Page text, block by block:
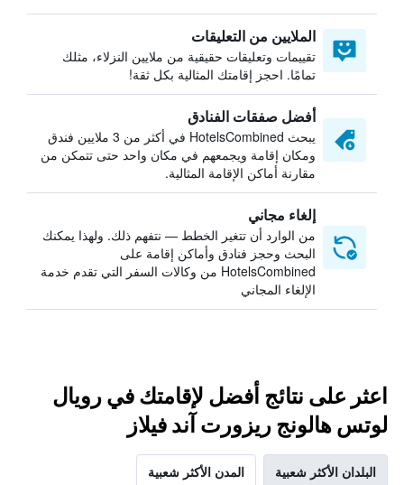
الملايين من التعليقات
تقييمات وتعليقات حقيقية من ملايين النزلاء، مثلك
تمامًا. احجز إقامتك المثالية بكل ثقة!
أفضل صفقات الفنادق
يبحث HotelsCombined في أكثر من 3 ملايين فندق
ومكان إقامة ويجمعهم في مكان واحد حتى تتمكن من
مقارنة أماكن الإقامة المثالية.
إلغاء مجاني
من الوارد أن تتغير الخطط — نتفهم ذلك. ولهذا يمكنك
البحث وحجز فنادق وأماكن إقامة على
HotelsCombined من وكالات السفر التي تقدم خدمة
الإلغاء المجاني
اعثر على نتائج أفضل لإقامتك في رويال
لوتس هالونج ريزورت آند فيلاز
البلدان الأكثر شعبية المدن الأكثر شعبية